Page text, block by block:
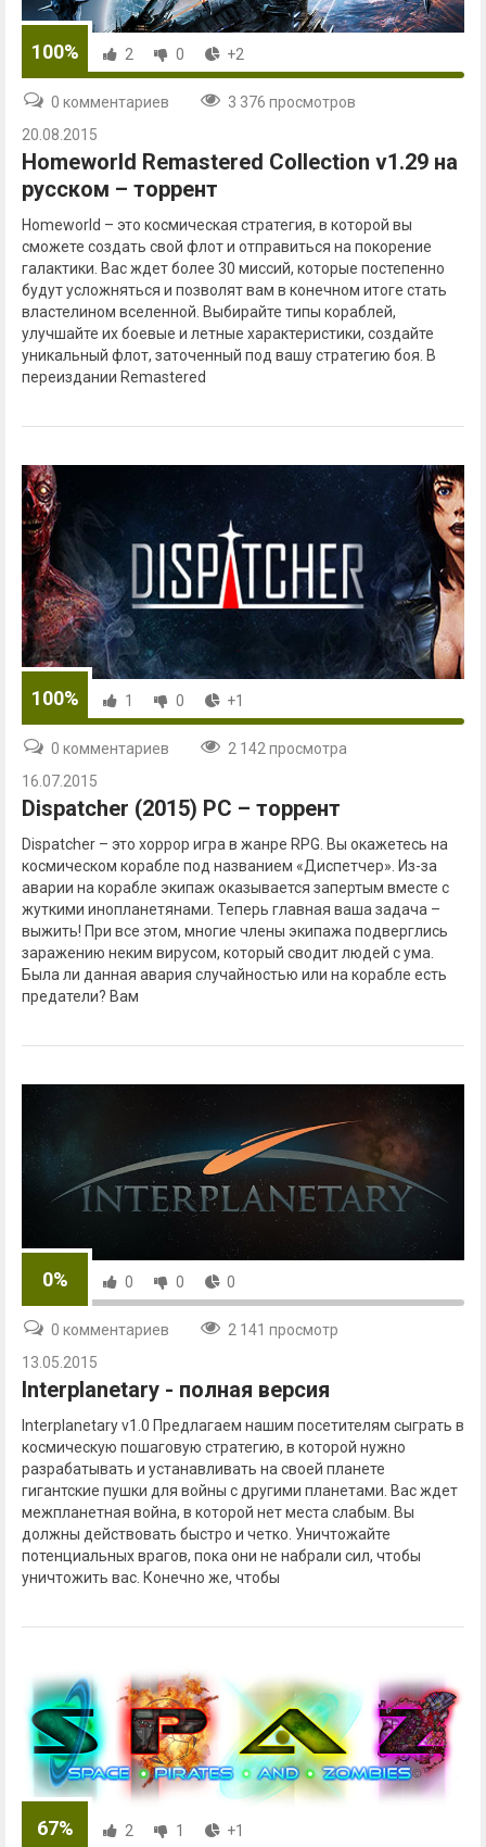
100% 2 0 +2
0 комментариев
3 376 просмотров
20.08.2015
Homeworld Remastered Collection v1.29 на
русском – торрент
Homeworld – это космическая стратегия, в которой вы
сможете создать свой флот и отправиться на покорение
галактики. Вас ждет более 30 миссий, которые постепенно
будут усложняться и позволят вам в конечном итоге стать
властелином вселенной. Выбирайте типы кораблей,
улучшайте их боевые и летные характеристики, создайте
уникальный флот, заточенный под вашу стратегию боя. В
переиздании Remastered
100% 1 0 +1
0 комментариев
2 142 просмотра
16.07.2015
Dispatcher (2015) PC – торрент
Dispatcher – это хоррор игра в жанре RPG. Вы окажетесь на
космическом корабле под названием «Диспетчер». Из-за
аварии на корабле экипаж оказывается запертым вместе с
жуткими инопланетянами. Теперь главная ваша задача –
выжить! При все этом, многие члены экипажа подверглись
заражению неким вирусом, который сводит людей с ума.
Была ли данная авария случайностью или на корабле есть
предатели? Вам
0% 0 0 0
0 комментариев
2 141 просмотр
13.05.2015
Interplanetary - полная версия
Interplanetary v1.0 Предлагаем нашим посетителям сыграть в
космическую пошаговую стратегию, в которой нужно
разрабатывать и устанавливать на своей планете
гигантские пушки для войны с другими планетами. Вас ждет
межпланетная война, в которой нет места слабым. Вы
должны действовать быстро и четко. Уничтожайте
потенциальных врагов, пока они не набрали сил, чтобы
уничтожить вас. Конечно же, чтобы
67% 2 1 +1